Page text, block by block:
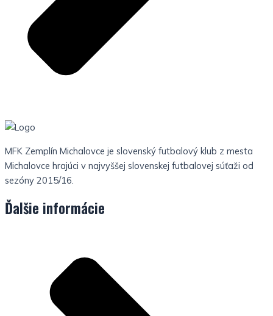
MFK Zemplín Michalovce je slovenský futbalový klub z mesta
Michalovce hrajúci v najvyššej slovenskej futbalovej súťaži od
sezóny 2015/16.
Ďalšie informácie